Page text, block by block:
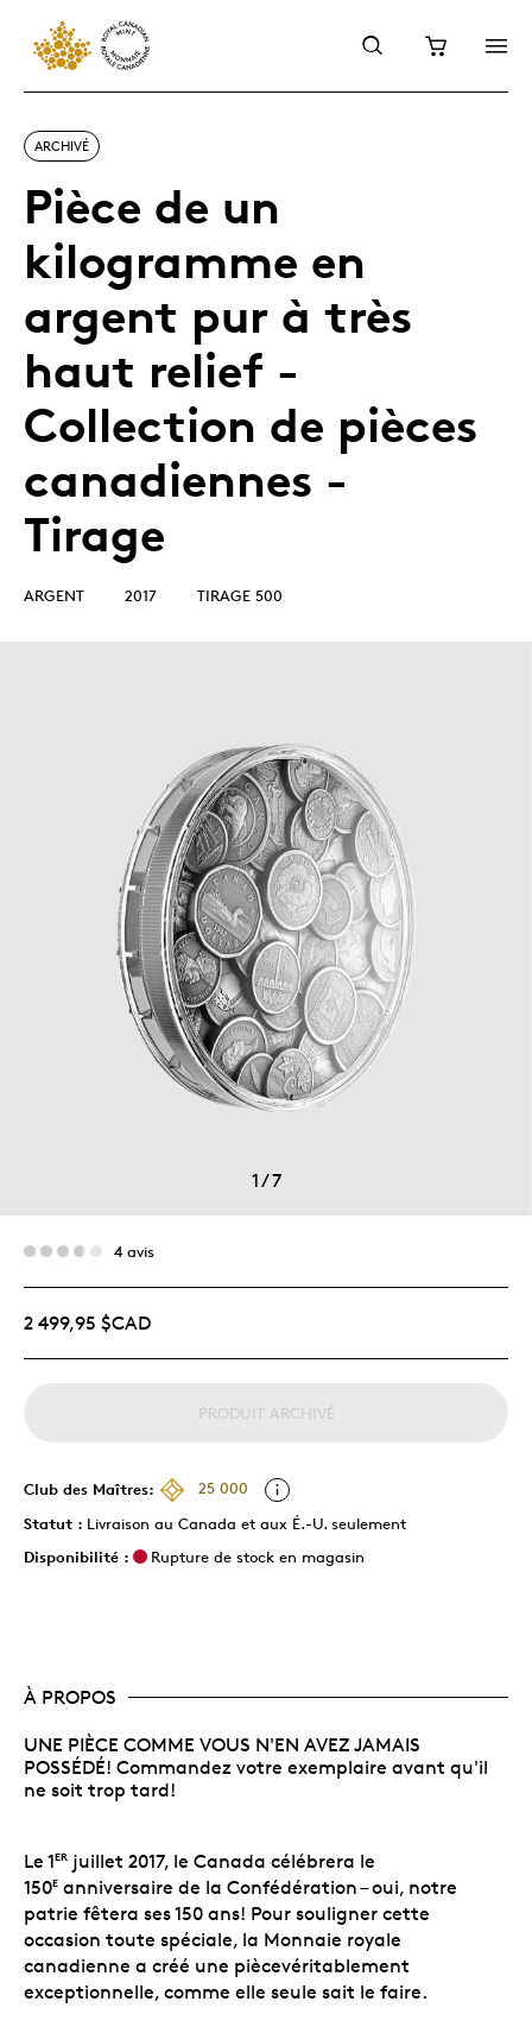
ARCHIVÉ
Pièce de un
kilogramme en
argent pur à très
haut relief -
Collection de pièces
canadiennes -
Tirage
ARGENT 2017 TIRAGE 500
1/7
4 avis
2 499,95 $CAD
PRODUIT ARCHIVÉ
Club des Maîtres:
25 000
Statut : Livraison au Canada et aux É.-U. seulement
Disponibilité :
Rupture de stock en magasin
À PROPOS
UNE PIÈCE COMME VOUS N'EN AVEZ JAMAIS
POSSÉDÉ! Commandez votre exemplaire avant qu'il
ne soit trop tard!
Le 1ER juillet 2017, le Canada célébrera le
150E anniversaire de la Confédération – oui, notre
patrie fêtera ses 150 ans! Pour souligner cette
occasion toute spéciale, la Monnaie royale
canadienne a créé une piècevéritablement
exceptionnelle, comme elle seule sait le faire.